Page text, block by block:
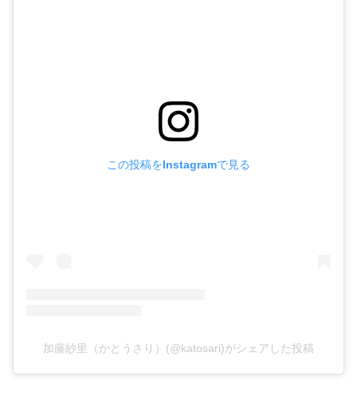
この投稿をInstagramで見る
加藤紗里（かとうさり）(@katosari)がシェアした投稿